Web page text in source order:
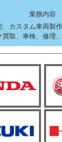
業務内容
、カスタム車両製
買取、車検、修理